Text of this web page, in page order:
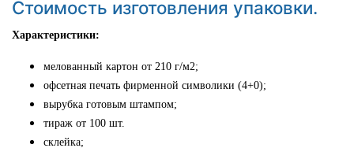
Стоимость изготовления упаковки.
Характеристики:
мелованный картон от 210 г/м2;
офсетная печать фирменной символики (4+0);
вырубка готовым штампом;
тираж от 100 шт.
склейка;